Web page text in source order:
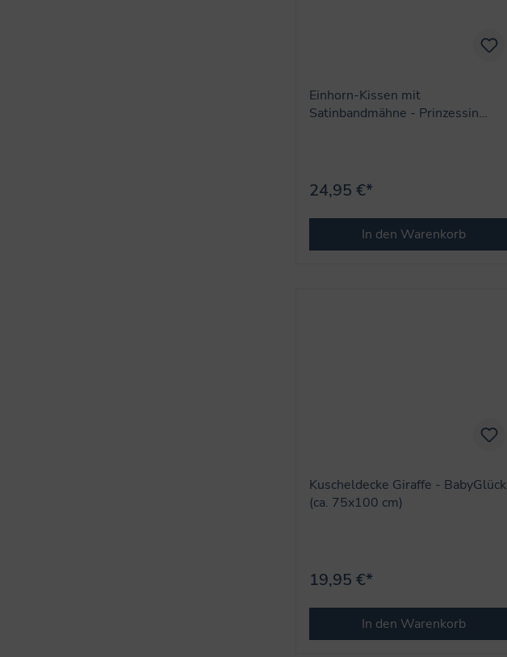
Einhorn-Kissen mit
Satinbandmähne - Prinzessin
24,95 €*
In den Warenkorb
Kuscheldecke Giraffe - BabyGlück
(ca. 75x100 cm)
19,95 €*
In den Warenkorb